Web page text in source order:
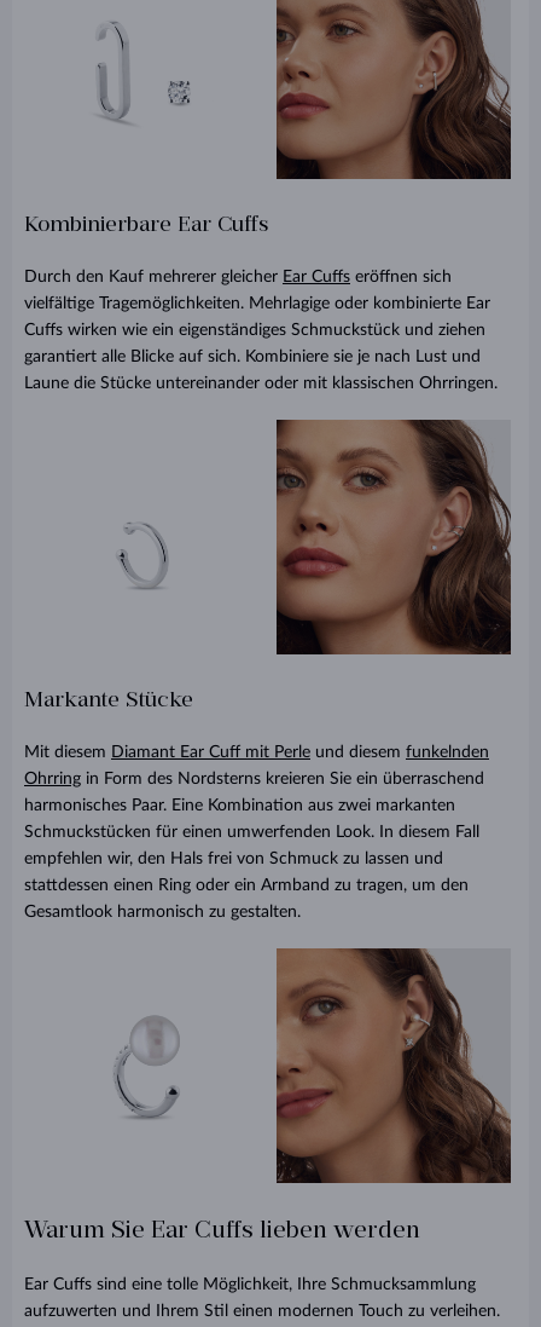
Kombinierbare Ear Cuffs
Durch den Kauf mehrerer gleicher Ear Cuffs eröffnen sich
vielfältige Tragemöglichkeiten. Mehrlagige oder kombinierte Ear
Cuffs wirken wie ein eigenständiges Schmuckstück und ziehen
garantiert alle Blicke auf sich. Kombiniere sie je nach Lust und
Laune die Stücke untereinander oder mit klassischen Ohrringen.
Markante Stücke
Mit diesem Diamant Ear Cuff mit Perle und diesem funkelnden
Ohrring in Form des Nordsterns kreieren Sie ein überraschend
harmonisches Paar. Eine Kombination aus zwei markanten
Schmuckstücken für einen umwerfenden Look. In diesem Fall
empfehlen wir, den Hals frei von Schmuck zu lassen und
stattdessen einen Ring oder ein Armband zu tragen, um den
Gesamtlook harmonisch zu gestalten.
Warum Sie Ear Cuffs lieben werden
Ear Cuffs sind eine tolle Möglichkeit, Ihre Schmucksammlung
aufzuwerten und Ihrem Stil einen modernen Touch zu verleihen.